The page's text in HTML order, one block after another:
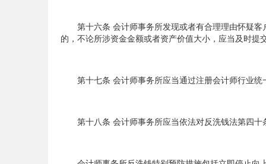
第十六条 会计师事务所发现或者有合理理由怀疑客
的，不论所涉资金金额或者资产价值大小，应当及时提
第十七条 会计师事务所应当通过注册会计师行业统
第十八条 会计师事务所应当依法对反洗钱法第四十